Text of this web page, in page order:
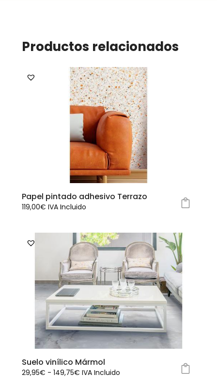
Productos relacionados
Papel pintado adhesivo Terrazo
119,00€ IVA Incluido
tiene
opciones
página
de
producto
Suelo vinílico Mármol
29,95€ - 149,75€Rango
IVA Incluido